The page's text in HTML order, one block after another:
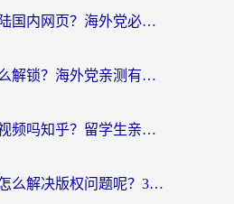
国外网络无法登陆国内网页？海外党必看：选对回国加速器实现无缝访问
优酷地域限制怎么解锁？海外党亲测有效的追剧自由指南
海外可以看好看视频吗知乎？留学生亲测有效的回国追剧解决方案
海外看腾讯视频怎么解决版权问题呢？3步让你轻松解锁国内影视自由